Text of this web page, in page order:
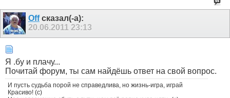
Offсказал(-а):
20.06.2011 23:13
Я .бу и плачу...
Почитай форум, ты сам найдёшь ответ на свой вопрос.
И пусть судьба порой не справедлива, но жизнь-игра, играй
Красиво! (с)